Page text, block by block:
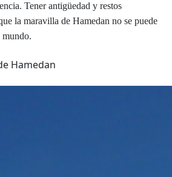
Tener antigüedad y restos
la maravilla de Hamedan no se puede
mundo.
Hamedan